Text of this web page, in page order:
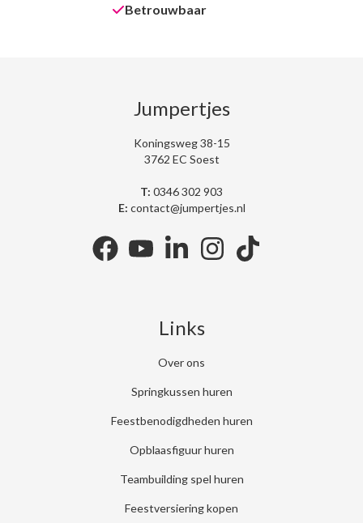
Betrouwbaar
Jumpertjes
Koningsweg 38-15
3762 EC Soest
T: 0346 302 903
E: contact@jumpertjes.nl
Links
Over ons
Springkussen huren
Feestbenodigdheden huren
Opblaasfiguur huren
Teambuilding spel huren
Feestversiering kopen